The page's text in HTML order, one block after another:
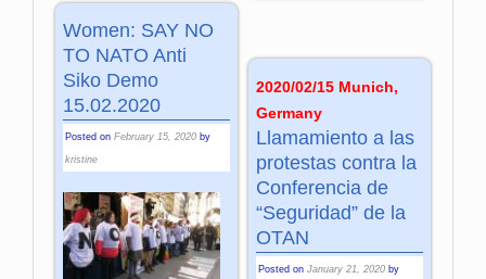
Women: SAY NO
TO NATO Anti
Siko Demo
15.02.2020
Posted onFebruary 15, 2020 by
kristine
2020/02/15 Munich,
Germany
Llamamiento a las
protestas contra la
Conferencia de
“Seguridad” de la
OTAN
Posted on January 21, 2020 by